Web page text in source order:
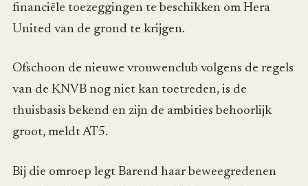
financiële toezeggingen te beschikken om Hera
United van de grond te krijgen.
Ofschoon de nieuwe vrouwenclub volgens de regels
van de KNVB nog niet kan toetreden, is de
thuisbasis bekend en zijn de ambities behoorlijk
groot, meldt AT5.
Bij die omroep legt Barend haar beweegredenen